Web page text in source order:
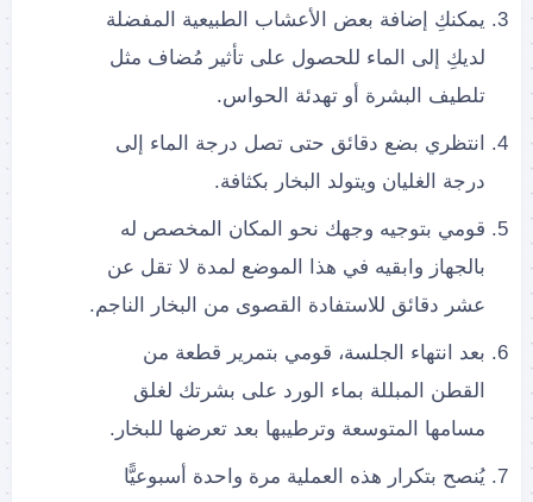
يمكنكِ إضافة بعض الأعشاب الطبيعية المفضلة
لديكِ إلى الماء للحصول على تأثير مُضاف مثل
تلطيف البشرة أو تهدئة الحواس.
انتظري بضع دقائق حتى تصل درجة الماء إلى
درجة الغليان ويتولد البخار بكثافة.
قومي بتوجيه وجهك نحو المكان المخصص له
بالجهاز وابقيه في هذا الموضع لمدة لا تقل عن
عشر دقائق للاستفادة القصوى من البخار الناجم.
بعد انتهاء الجلسة، قومي بتمرير قطعة من
القطن المبللة بماء الورد على بشرتك لغلق
مسامها المتوسعة وترطيبها بعد تعرضها للبخار.
يُنصح بتكرار هذه العملية مرة واحدة أسبوعيًّا